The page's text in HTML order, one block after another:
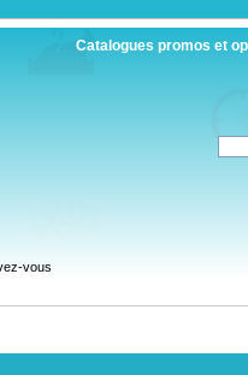
Catalogues promos et
vous